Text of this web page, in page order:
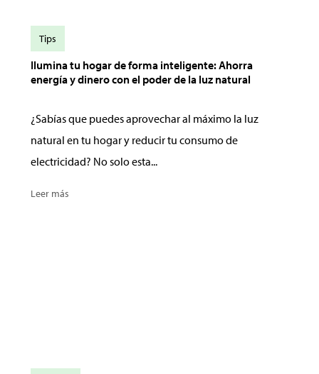
Ilumina tu hogar de forma inteligente: Ahorra
energía y dinero con el poder de la luz natural
¿Sabías que puedes aprovechar al máximo la luz
natural en tu hogar y reducir tu consumo de
electricidad? No solo esta...
Leer más
Tips